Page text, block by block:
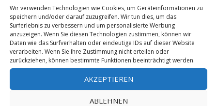
Wir verwenden Technologien wie Cookies, um Geräteinformationen zu
speichern und/oder darauf zuzugreifen. Wir tun dies, um das
Surferlebnis zu verbessern und um personalisierte Werbung
anzuzeigen. Wenn Sie diesen Technologien zustimmen, können wir
Daten wie das Surfverhalten oder eindeutige IDs auf dieser Website
verarbeiten. Wenn Sie Ihre Zustimmung nicht erteilen oder
zurückziehen, können bestimmte Funktionen beeinträchtigt werden.
AKZEPTIEREN
ABLEHNEN
'New Base Line' 8B+ by Marine
Thevenet